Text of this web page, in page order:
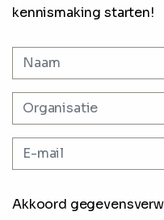
kennismaking starten!
Akkoord